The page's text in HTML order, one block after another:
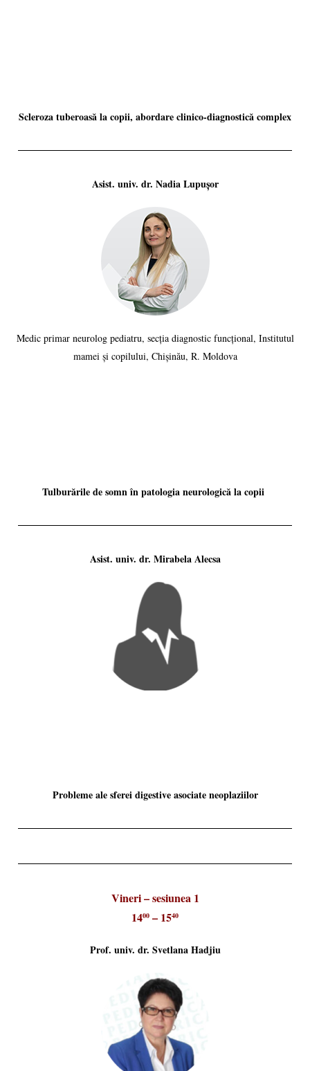
Scleroza tuberoasă la copii, abordare clinico-diagnostică complex
Asist. univ. dr. Nadia Lupușor
Medic primar neurolog pediatru, secția diagnostic funcțional, Institutul
mamei și copilului, Chișinău, R. Moldova
Tulburările de somn în patologia neurologică la copii
Asist. univ. dr. Mirabela Alecsa
Probleme ale sferei digestive asociate neoplaziilor
Vineri – sesiunea 1
1400 – 1540
Prof. univ. dr. Svetlana Hadjiu